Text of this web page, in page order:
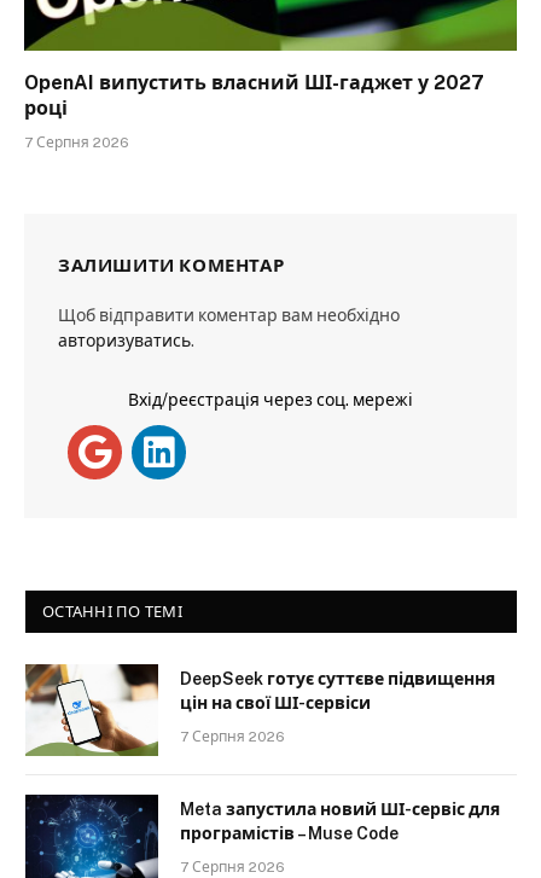
OpenAI випустить власний ШІ-гаджет у 2027
році
7 Серпня 2026
ЗАЛИШИТИ КОМЕНТАР
Щоб відправити коментар вам необхідно
авторизуватись.
Вхід/реєстрація через соц. мережі
ОСТАННІ ПО ТЕМІ
DeepSeek готує суттєве підвищення
цін на свої ШІ-сервіси
7 Серпня 2026
Meta запустила новий ШІ-сервіс для
програмістів – Muse Code
7 Серпня 2026